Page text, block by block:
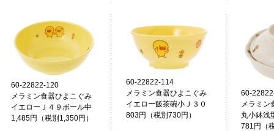
60-22822-120
メラミン食器ひよこぐみ
イエローＪ４９ボール中
1,485円（税別1,350円）
60-22822-114
メラミン食器ひよこぐみ
イエロー飯茶碗小Ｊ３０
803円（税別730円）
60-
メラミン
丸小鉢浅
781円（